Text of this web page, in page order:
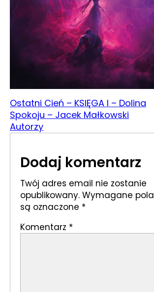
Ostatni Cień – KSIĘGA I – Dolina
Spokoju – Jacek Małkowski
Autorzy
Dodaj komentarz
Twój adres email nie zostanie
opublikowany. Wymagane pola
są oznaczone *
Komentarz *